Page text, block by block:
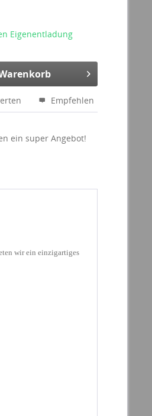
Eigenentladung
Empfehlen
ein super Angebot!
wir ein einzigartiges